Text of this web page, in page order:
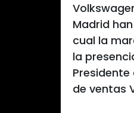
Madrid
cual la
la
Presidente
de ventas